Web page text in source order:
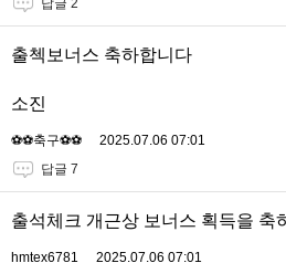
답글 2
출첵보너스 축하합니다
소진
⚽️⚽️축구⚽️⚽️
2025.07.06 07:01
답글 7
출석체크 개근상 보너스 획득을 축
hmtex6781 2025.07.06 07:01